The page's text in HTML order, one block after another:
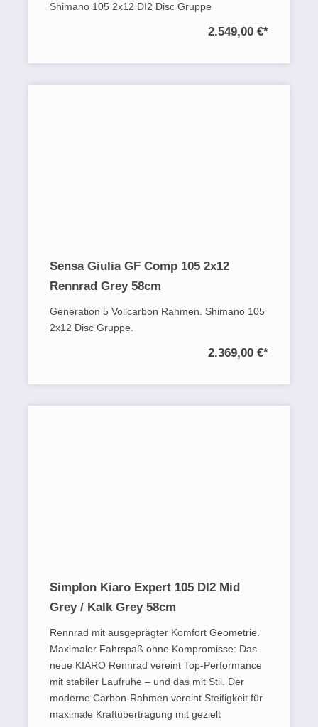
Shimano 105 2x12 DI2 Disc Gruppe
2.549,00 €*
Sensa Giulia GF Comp 105 2x12
Rennrad Grey 58cm
Generation 5 Vollcarbon Rahmen. Shimano 105
2x12 Disc Gruppe.
2.369,00 €*
Simplon Kiaro Expert 105 DI2 Mid
Grey / Kalk Grey 58cm
Rennrad mit ausgeprägter Komfort Geometrie.
Maximaler Fahrspaß ohne Kompromisse: Das
neue KIARO Rennrad vereint Top-Performance
mit stabiler Laufruhe – und das mit Stil. Der
moderne Carbon-Rahmen vereint Steifigkeit für
maximale Kraftübertragung mit gezielt